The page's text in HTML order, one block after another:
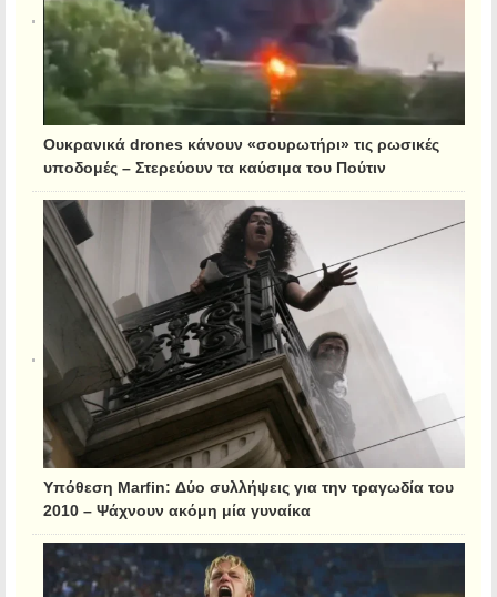
Ουκρανικά drones κάνουν «σουρωτήρι» τις ρωσικές
υποδομές – Στερεύουν τα καύσιμα του Πούτιν
Υπόθεση Marfin: Δύο συλλήψεις για την τραγωδία του
2010 – Ψάχνουν ακόμη μία γυναίκα